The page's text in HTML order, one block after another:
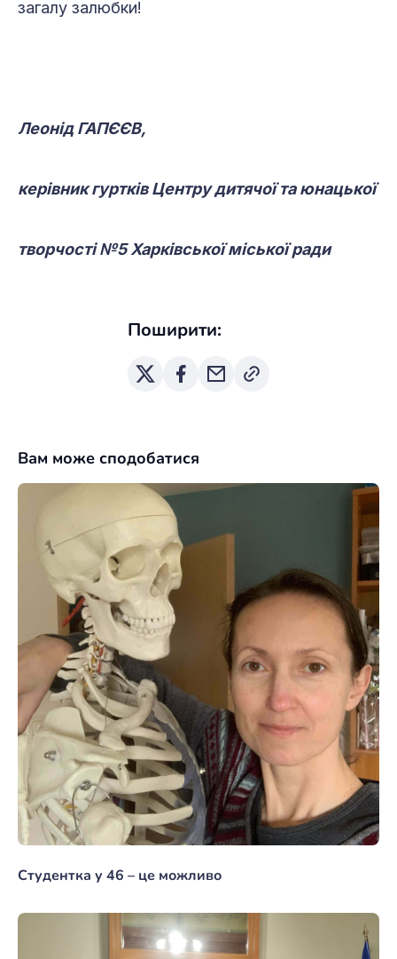
загалу залюбки!
Леонід ГАПЄЄВ,
керівник гуртків Центру дитячої та юнацької
творчості №5 Харківської міської ради
Поширити:
Вам може сподобатися
Студентка у 46 – це можливо